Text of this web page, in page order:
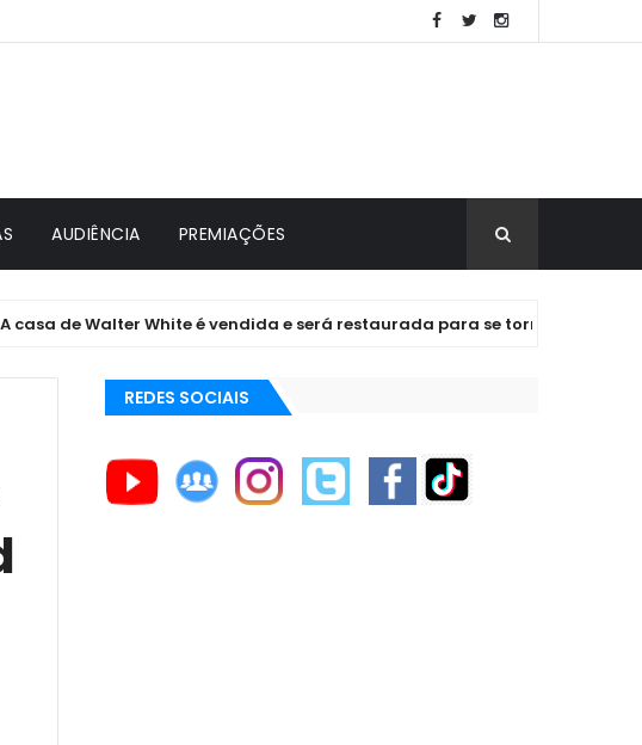
AUDIÊNCIA PREMIAÇÕES
de Walter White é vendida e será restaurada para se tornar idêntica à da
REDES SOCIAIS